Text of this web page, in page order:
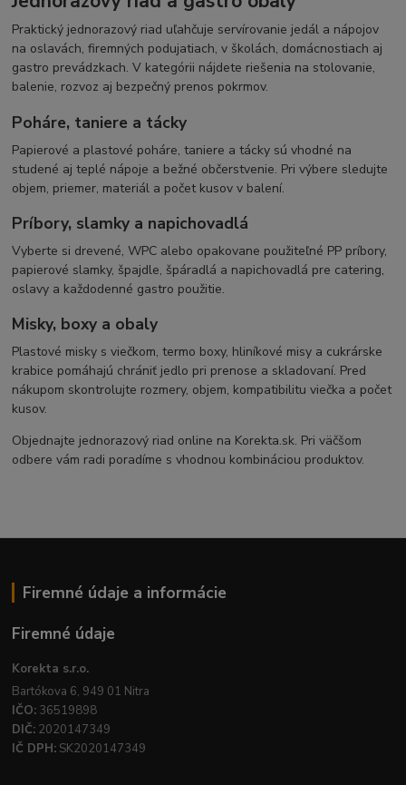
Praktický jednorazový riad uľahčuje servírovanie jedál a nápojov
na oslavách, firemných podujatiach, v školách, domácnostiach aj
gastro prevádzkach. V kategórii nájdete riešenia na stolovanie,
balenie, rozvoz aj bezpečný prenos pokrmov.
Poháre, taniere a tácky
Papierové a plastové poháre, taniere a tácky sú vhodné na
studené aj teplé nápoje a bežné občerstvenie. Pri výbere sledujte
objem, priemer, materiál a počet kusov v balení.
Príbory, slamky a napichovadlá
Vyberte si drevené, WPC alebo opakovane použiteľné PP príbory,
papierové slamky, špajdle, špáradlá a napichovadlá pre catering,
oslavy a každodenné gastro použitie.
Misky, boxy a obaly
Plastové misky s viečkom, termo boxy, hliníkové misy a cukrárske
krabice pomáhajú chrániť jedlo pri prenose a skladovaní. Pred
nákupom skontrolujte rozmery, objem, kompatibilitu viečka a počet
kusov.
Objednajte jednorazový riad online na Korekta.sk. Pri väčšom
odbere vám radi poradíme s vhodnou kombináciou produktov.
Firemné údaje a informácie
Firemné údaje
Korekta s.r.o.
Bartókova 6, 949 01 Nitra
IČO: 36519898
DIČ: 2020147349
IČ DPH: SK2020147349